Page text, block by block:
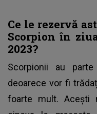
Ce le rezervă
Scorpion în
2023?
Scorpionii au
deoarece vor fi
foarte mult. Acești